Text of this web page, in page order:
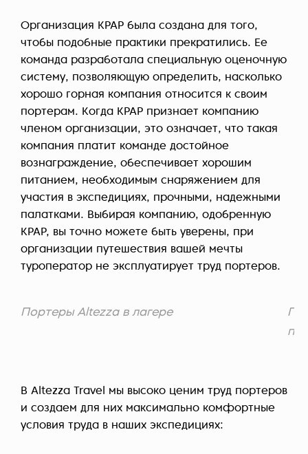
Организация KPAP была создана для того,
чтобы подобные практики прекратились. Ее
команда разработала специальную оценочную
систему, позволяющую определить, насколько
хорошо горная компания относится к своим
портерам. Когда KPAP признает компанию
членом организации, это означает, что такая
компания платит команде достойное
вознаграждение, обеспечивает хорошим
питанием, необходимым снаряжением для
участия в экспедициях, прочными, надежными
палатками. Выбирая компанию, одобренную
KPAP, вы точно можете быть уверены, при
организации путешествия вашей мечты
туроператор не эксплуатирует труд портеров.
Портеры Altezza в лагере
В Altezza Travel мы высоко ценим труд портеров
и создаем для них максимально комфортные
условия труда в наших экспедициях: